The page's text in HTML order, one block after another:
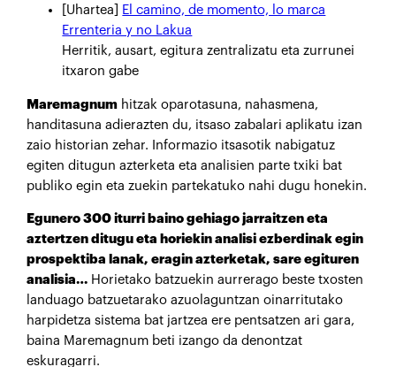
[Uhartea]
El camino, de momento, lo marca
Errenteria y no Lakua
Herritik, ausart, egitura zentralizatu eta zurrunei
itxaron gabe
Maremagnum hitzak oparotasuna, nahasmena,
handitasuna adierazten du, itsaso zabalari aplikatu izan
zaio historian zehar. Informazio itsasotik nabigatuz
egiten ditugun azterketa eta analisien parte txiki bat
publiko egin eta zuekin partekatuko nahi dugu honekin.
Egunero 300 iturri baino gehiago jarraitzen eta
aztertzen ditugu eta horiekin analisi ezberdinak egin
prospektiba lanak, eragin azterketak, sare egituren
analisia… Horietako batzuekin aurrerago beste txosten
landuago batzuetarako azuolaguntzan oinarritutako
harpidetza sistema bat jartzea ere pentsatzen ari gara,
baina Maremagnum beti izango da denontzat
eskuragarri.